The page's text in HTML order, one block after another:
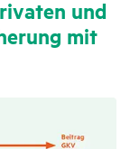
und
mit